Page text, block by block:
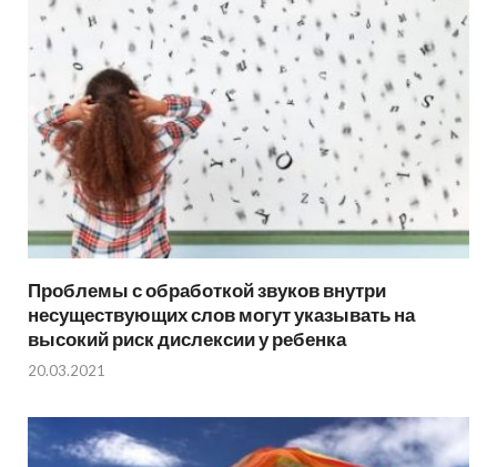
Проблемы с обработкой звуков внутри
несуществующих слов могут указывать на
высокий риск дислексии у ребенка
20.03.2021